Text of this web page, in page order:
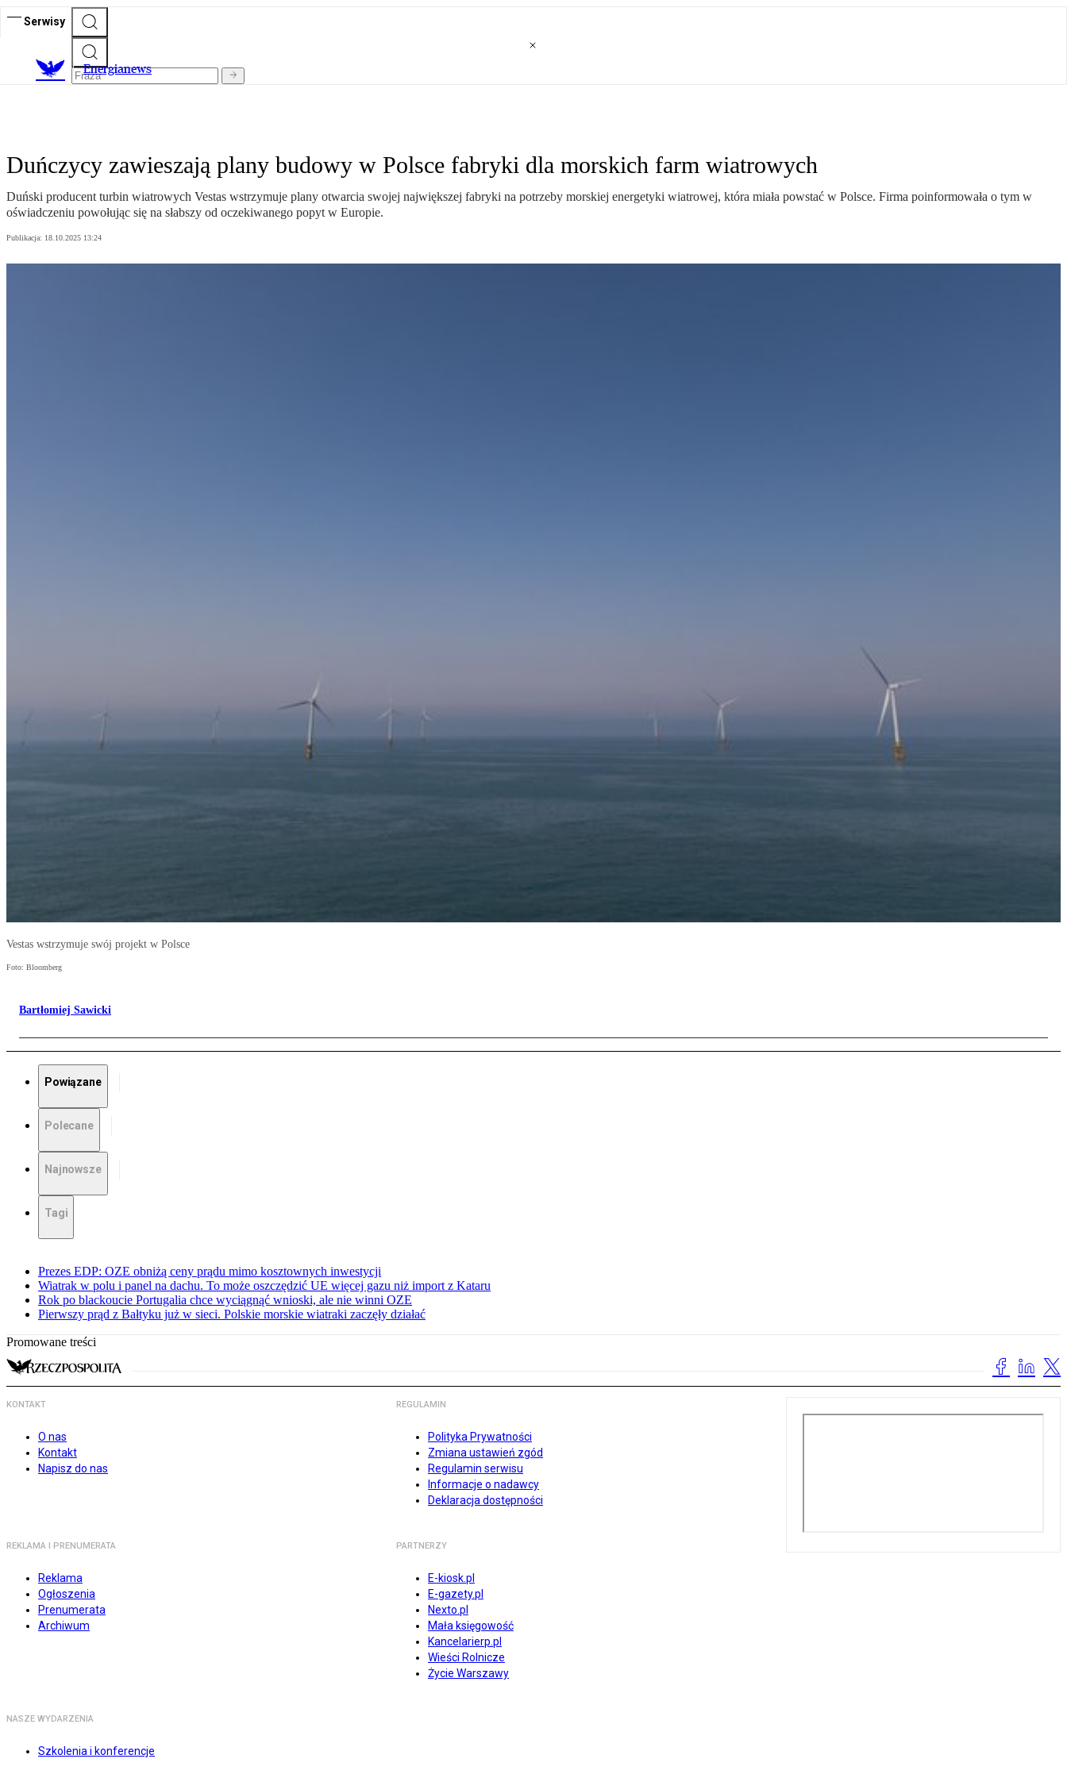
Serwisy
Energianews
Duńczycy zawieszają plany budowy w Polsce fabryki dla morskich farm wiatrowych
Duński producent turbin wiatrowych Vestas wstrzymuje plany otwarcia swojej największej fabryki na potrzeby morskiej energetyki wiatrowej, która miała powstać w Polsce. Firma poinformowała o tym w
oświadczeniu powołując się na słabszy od oczekiwanego popyt w Europie.
Publikacja: 18.10.2025 13:24
Vestas wstrzymuje swój projekt w Polsce
Foto: Bloomberg
Bartłomiej Sawicki
Powiązane
Polecane
Najnowsze
Tagi
Prezes EDP: OZE obniżą ceny prądu mimo kosztownych inwestycji
Wiatrak w polu i panel na dachu. To może oszczędzić UE więcej gazu niż import z Kataru
Rok po blackoucie Portugalia chce wyciągnąć wnioski, ale nie winni OZE
Pierwszy prąd z Bałtyku już w sieci. Polskie morskie wiatraki zaczęły działać
Promowane treści
KONTAKT
O nas
Kontakt
Napisz do nas
REGULAMIN
Polityka Prywatności
Zmiana ustawień zgód
Regulamin serwisu
Informacje o nadawcy
Deklaracja dostępności
REKLAMA I PRENUMERATA
Reklama
Ogłoszenia
Prenumerata
Archiwum
PARTNERZY
E-kiosk.pl
E-gazety.pl
Nexto.pl
Mała księgowość
Kancelarierp.pl
Wieści Rolnicze
Życie Warszawy
NASZE WYDARZENIA
Szkolenia i konferencje